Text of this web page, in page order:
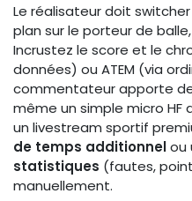
Le réalisateur doit
plan sur le porteur de
Incrustez le score et le
données) ou ATEM (via
commentateur apporte
même un simple micro HF
un livestream sportif
de temps additionnelou
statistiques (fautes,
manuellement.